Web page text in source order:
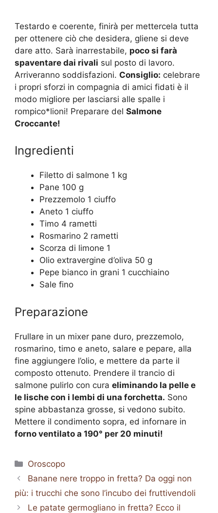
Testardo e coerente, finirà per mettercela tutta
per ottenere ciò che desidera, gliene si deve
dare atto. Sarà inarrestabile, poco si farà
spaventare dai rivali sul posto di lavoro.
Arriveranno soddisfazioni. Consiglio: celebrare
i propri sforzi in compagnia di amici fidati è il
modo migliore per lasciarsi alle spalle i
rompico*lioni! Preparare del Salmone
Croccante!
Ingredienti
Filetto di salmone 1 kg
Pane 100 g
Prezzemolo 1 ciuffo
Aneto 1 ciuffo
Timo 4 rametti
Rosmarino 2 rametti
Scorza di limone 1
Olio extravergine d’oliva 50 g
Pepe bianco in grani 1 cucchiaino
Sale fino
Preparazione
Frullare in un mixer pane duro, prezzemolo,
rosmarino, timo e aneto, salare e pepare, alla
fine aggiungere l’olio, e mettere da parte il
composto ottenuto. Prendere il trancio di
salmone pulirlo con cura eliminando la pelle e
le lische con i lembi di una forchetta. Sono
spine abbastanza grosse, si vedono subito.
Mettere il condimento sopra, ed infornare in
forno ventilato a 190° per 20 minuti!
Categorie
Oroscopo
Banane nere troppo in fretta? Da oggi non
più: i trucchi che sono l’incubo dei fruttivendoli
Le patate germogliano in fretta? Ecco il